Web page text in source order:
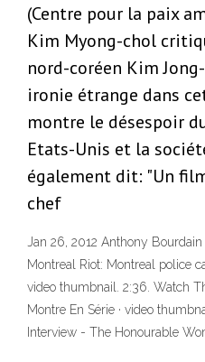
(Centre pour la paix
Kim Myong-chol
nord-coréen Kim
ironie étrange dans
montre le désespoir
Etats-Unis et la
également dit: "Un
chef
Jan 26, 2012 Anthony
Montreal Riot: Montreal police
video thumbnail. 2:36. Watch
Montre En Série · video
Interview - The Honourable